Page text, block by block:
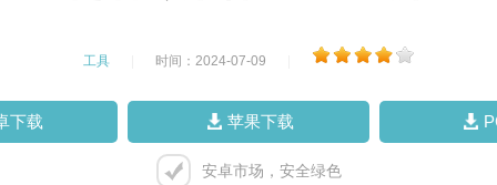
工具 时间：2024-07-09
下载 苹果下载
安卓市场，安全绿色